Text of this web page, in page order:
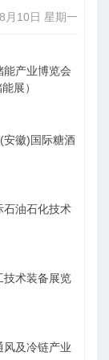
月10日 星期一
产业博览会
展）
安徽)国际糖酒
石油石化技术
技术装备展览
及冷链产业